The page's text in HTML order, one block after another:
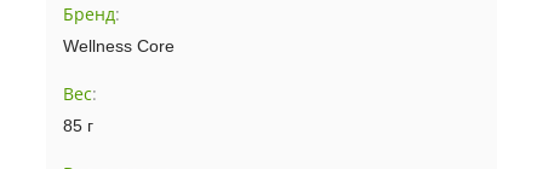
Бренд:
Wellness Core
Вес:
85 г